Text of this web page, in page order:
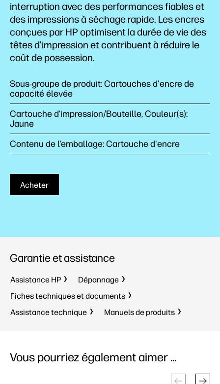
interruption avec des performances fiables et
des impressions à séchage rapide. Les encres
conçues par HP optimisent la durée de vie des
têtes d’impression et contribuent à réduire le
coût de possession.
Sous-groupe de produit: Cartouches d'encre de
capacité élevée
Cartouche d’impression/Bouteille, Couleur(s):
Jaune
Contenu de l’emballage: Cartouche d'encre
Acheter
Garantie et assistance
Assistance HP
Dépannage
Fiches techniques et documents
Assistance technique
Manuels de produits
Vous pourriez également aimer ...